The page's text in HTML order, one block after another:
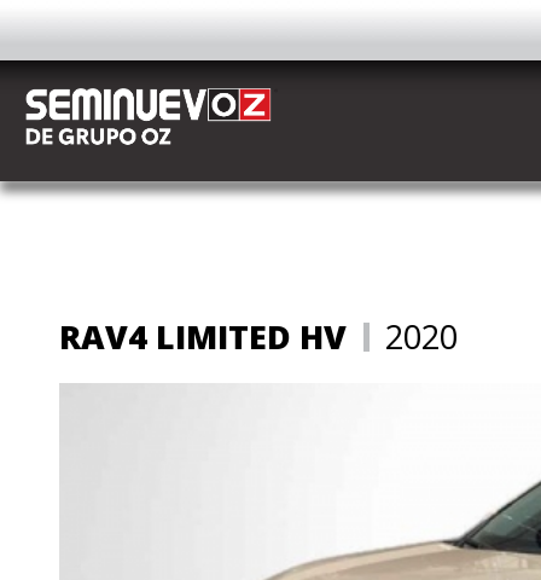
RAV4 LIMITED HV 2020